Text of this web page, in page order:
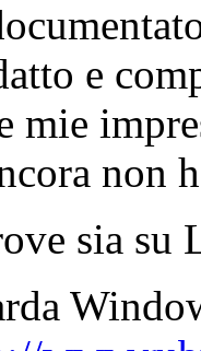
e
mie
non
sia